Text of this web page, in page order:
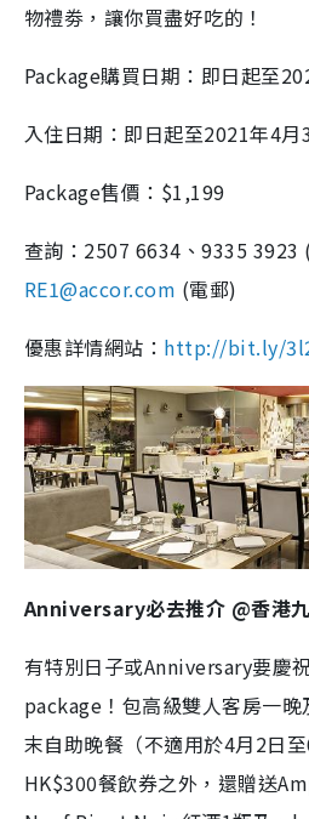
物禮劵，讓你買盡好吃的！
Package購買日期：即日起至
入住日期：即日起至2021年4月
Package售價：$1,199
查詢：2507 6634、9335 3923
RE1@accor.com (電郵)
優惠詳情網站： http://bit.ly/
Anniversary必去推介 @香港
有特別日子或Anniversary要慶
package！包高級雙人客房一
末自助晚餐（不適用於4月2日
HK$300餐飲券之外，還贈送